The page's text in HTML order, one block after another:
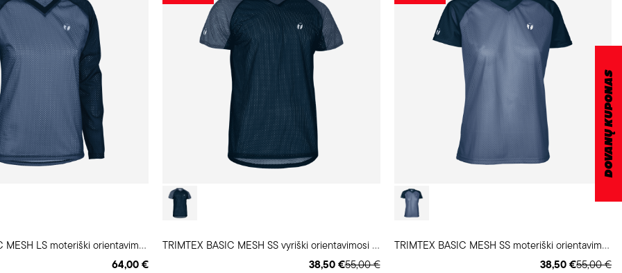
T
RIMTEX BASIC MESH LS moteriški orientavimosi marškinėliai
64,00 €
T
RIMTEX BASIC MESH SS vyriški orientavimosi marškinėliai
55,00 €
38,50 €
T
RIMTEX BASIC MESH SS moteriški orientavimosi marškinėliai
55,00 €
38,50 €
DOVANŲ KUPONAS